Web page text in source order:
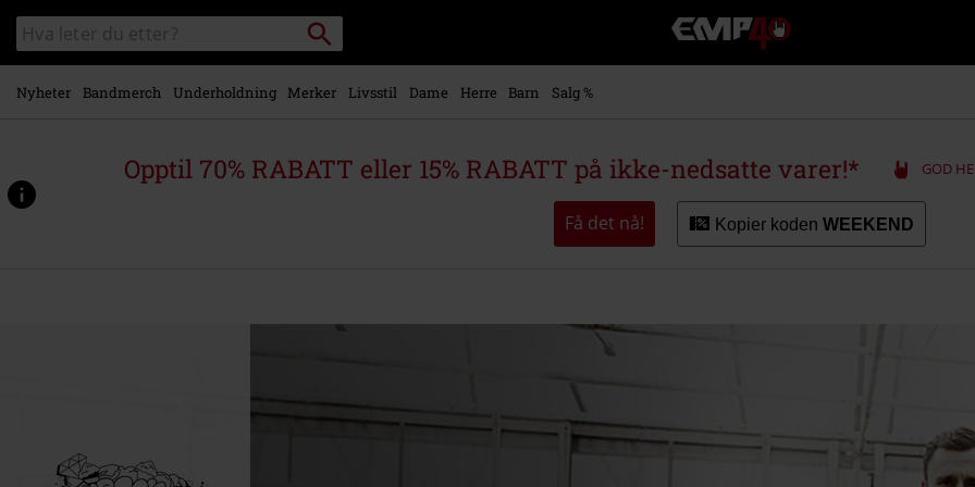
Skipp til
hovedinnhold
Søk
i
katalogen
Søk
EMP
-
Musikk,
merch
Alternativ
mote
Nyheter Bandmerch Underholdning Merker Livsstil Dame Herre Barn Salg %
Opptil 70% RABATT eller 15% RABATT på ikke-nedsatte varer!* GOD
Få det nå! Kopier koden WEEKEND